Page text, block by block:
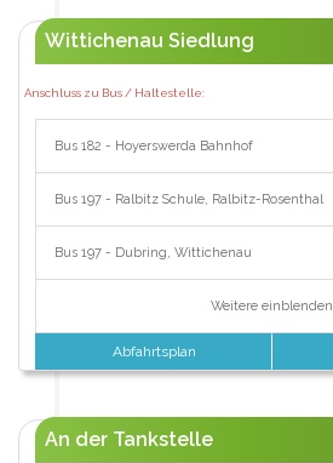
Wittichenau Siedlung
Anschluss zu Bus / Haltestelle:
Bus 182 - Hoyerswerda Bahnhof
Bus 197 - Ralbitz Schule, Ralbitz-Rosenthal
Bus 197 - Dubring, Wittichenau
Weitere einblenden
Abfahrtsplan
An der Tankstelle